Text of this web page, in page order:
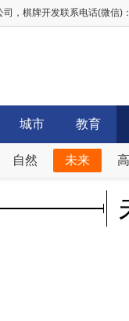
，棋牌开发联系电话(微信)
城市 教育
自然 未来